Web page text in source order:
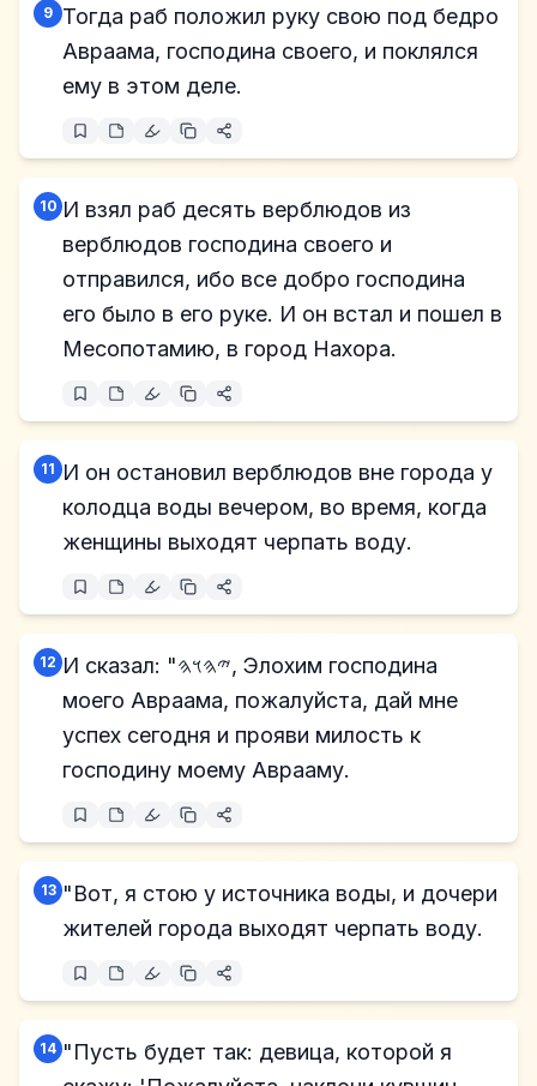
9 Тогда раб положил руку свою под бедро
Авраама, господина своего, и поклялся
ему в этом деле.
10 И взял раб десять верблюдов из
верблюдов господина своего и
отправился, ибо все добро господина
его было в его руке. И он встал и пошел в
Месопотамию, в город Нахора.
11 И он остановил верблюдов вне города у
колодца воды вечером, во время, когда
женщины выходят черпать воду.
12 И сказал: "𐤉𐤄𐤅𐤄, Элохим господина
моего Авраама, пожалуйста, дай мне
успех сегодня и прояви милость к
господину моему Аврааму.
13 "Вот, я стою у источника воды, и дочери
жителей города выходят черпать воду.
14 "Пусть будет так: девица, которой я